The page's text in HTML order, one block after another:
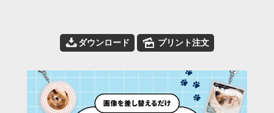
📥ダウンロード 🌄 プリント注文